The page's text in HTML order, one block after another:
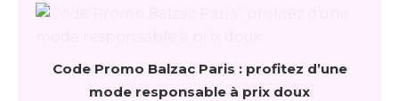
Code Promo Balzac Paris : profitez d’une
mode responsable à prix doux